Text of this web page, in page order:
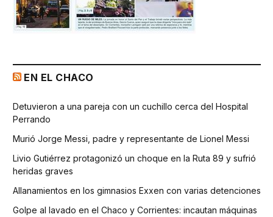
EN EL CHACO
Detuvieron a una pareja con un cuchillo cerca del Hospital
Perrando
Murió Jorge Messi, padre y representante de Lionel Messi
Livio Gutiérrez protagonizó un choque en la Ruta 89 y sufrió
heridas graves
Allanamientos en los gimnasios Exxen con varias detenciones
Golpe al lavado en el Chaco y Corrientes: incautan máquinas